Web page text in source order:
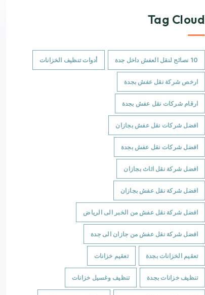
Tag Cloud
10 نصائح لنقل العفش داخل جدة أدوات تنظيف الخزانات
ارخص شركة نقل عفش بجدة
ارقام شركات نقل عفش بجدة
افضل شركات نقل عفش بجازان
افضل شركات نقل عفش بجدة
افضل شركة نقل اثاث بجازان
افضل شركة نقل عفش بجازان
افضل شركة نقل عفش من الخبر الى الرياض
افضل شركة نقل عفش من جازان الى جدة
تعقيم الخزانات بجدة تعقيم خزانات
تنظيف خزانات بجدة تنظيف وغسيل خزانات